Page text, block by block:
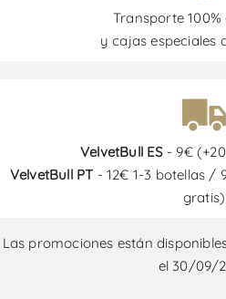
Transporte
y cajas especiales
VelvetBull ES- 9€
VelvetBull PT - 12€ 1-3 botellas /
gratis)
Las promociones están
el 30/09/